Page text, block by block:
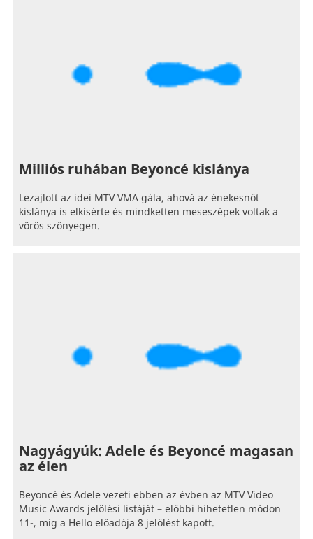
Milliós ruhában Beyoncé kislánya
Lezajlott az idei MTV VMA gála, ahová az énekesnőt
kislánya is elkísérte és mindketten meseszépek voltak a
vörös szőnyegen.
Nagyágyúk: Adele és Beyoncé magasan
az élen
Beyoncé és Adele vezeti ebben az évben az MTV Video
Music Awards jelölési listáját – előbbi hihetetlen módon
11-, míg a Hello előadója 8 jelölést kapott.